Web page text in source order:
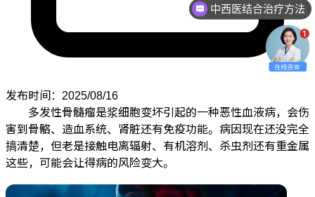
发布时间：2025/08/16
多发性骨髓瘤是浆细胞变坏引起的一种恶性血液病，会伤
害到骨骼、造血系统、肾脏还有免疫功能。病因现在还没完全
搞清楚，但老是接触电离辐射、有机溶剂、杀虫剂还有重金属
这些，可能会让得病的风险变大。
中西医结合治疗方法